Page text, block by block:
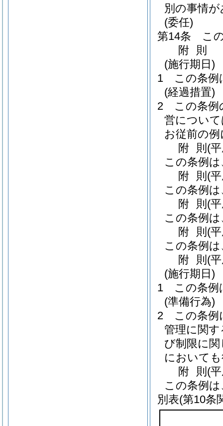
別の事情
(委任)
第14条
こ
附 則
(施行期日)
1
この条例
(経過措置)
2
この条例
営につい
お従前の
附 則 (
この条例
附 則 (
この条例
附 則 (
この条例
附 則 (
この条例
附 則 (
(施行期日)
1
この条例
(準備行為)
2
この条例
管理に関
び制限に
において
附 則 (
この条例
別表(第10条